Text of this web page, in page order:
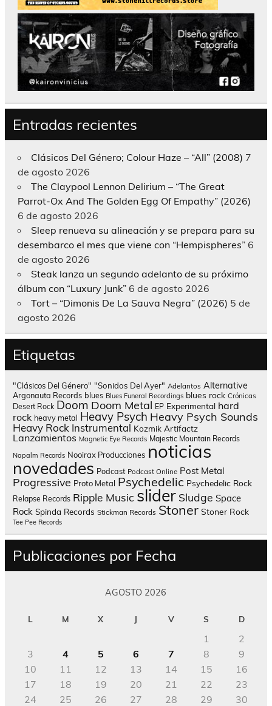
Entradas recientes
Clásicos Del Género; Colour Haze – “All” (2008) 7
de agosto 2026
The Claypool Lennon Delirium – “The Great
Parrot-Ox And The Golden Egg Of Empathy” (2026)
6 de agosto 2026
Sleep renueva su alineación y se prepara para su
desembarco el mes que viene con “Hempispheres” 6
de agosto 2026
Steak lanza un segundo adelanto de su próximo
álbum con “Luxury Junk” 6 de agosto 2026
Tort – “Dimonis De La Sauva Negra” (2026) 5 de
agosto 2026
Etiquetas
"Clásicos Del Género" "Sonidos Del Ayer" Adelantos Alternative
Argonauta Records blues Blues Funeral Recordings blues rock Crónicas
Desert Rock Doom Doom Metal EP Experimental hard
rock heavy metal Heavy Psych Heavy Psych Sounds
Heavy Rock Instrumental Kozmik Artifactz
Lanzamientos Magnetic Eye Records Majestic Mountain Records
Napalm Records Nooirax Producciones noticias
novedades Podcast Podcast Online Post Metal
Progressive Proto Metal Psychedelic Psychedelic Rock
Relapse Records Ripple Music slider Sludge Space
Rock Spinda Records Stickman Records Stoner Stoner Rock
Tee Pee Records
Publicaciones por Fecha
AGOSTO 2026
L M X J V S D
1
2
3
4 5 6 7 8
9
10
11 12 13 14 15
16
17
18 19 20 21 22
23
24
25 26 27 28 29
30